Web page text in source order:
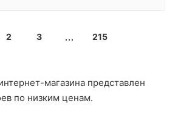
2 3 215
магазина представлен
по низким ценам.